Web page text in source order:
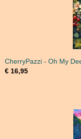
CherryPazzi - Oh My
€ 16,95